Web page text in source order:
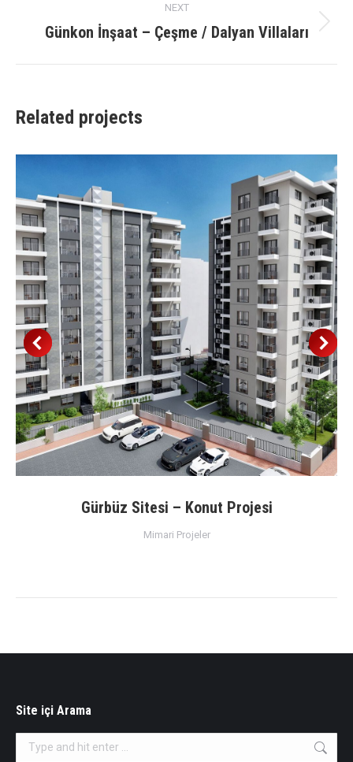
NEXT
Next
Günkon İnşaat – Çeşme / Dalyan Villaları
Related projects
Gürbüz Sitesi – Konut Projesi
Mimari Projeler
Site içi Arama
Search: